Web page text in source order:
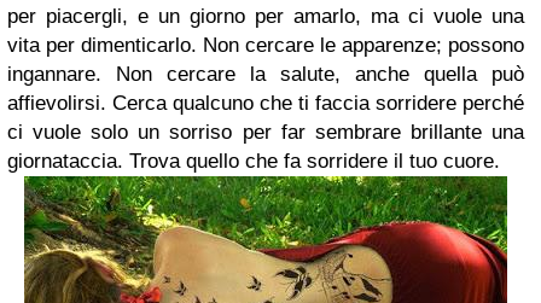
per piacergli, e un giorno per amarlo, ma ci vuole una
vita per dimenticarlo. Non cercare le apparenze; possono
ingannare. Non cercare la salute, anche quella può
affievolirsi. Cerca qualcuno che ti faccia sorridere perché
ci vuole solo un sorriso per far sembrare brillante una
giornataccia. Trova quello che fa sorridere il tuo cuore.